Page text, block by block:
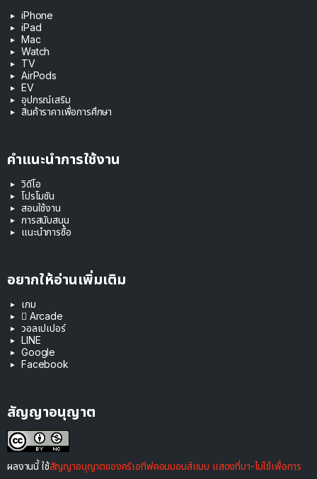
iPhone
iPad
Mac
Watch
TV
AirPods
EV
อุปกรณ์เสริม
สินค้าราคาเพื่อการศึกษา
คำแนะนำการใช้งาน
วิดีโอ
โปรโมชัน
สอนใช้งาน
การสนับสนุน
แนะนำการซื้อ
อยากให้อ่านเพิ่มเติม
เกม
 Arcade
วอลเปเปอร์
LINE
Google
Facebook
สัญญาอนุญาต
ผลงานนี้ ใช้สัญญาอนุญาตของครีเอทีฟคอมมอนส์แบบ แสดงที่มา-ไม่ใช้เพื่อการ